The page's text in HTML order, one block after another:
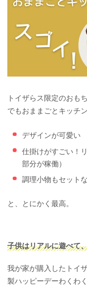
トイザらス限定のおも
でもおままごとキッチ
デザインが可愛い
仕掛けがすごい！
部分が稼働）
調理小物もセット
と、とにかく最高。
子供はリアルに遊べて
我が家が購入したトイ
製ハッピーデーわくわ